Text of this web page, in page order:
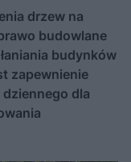
drzew na
budowlane
budynków
zapewnienie
dla